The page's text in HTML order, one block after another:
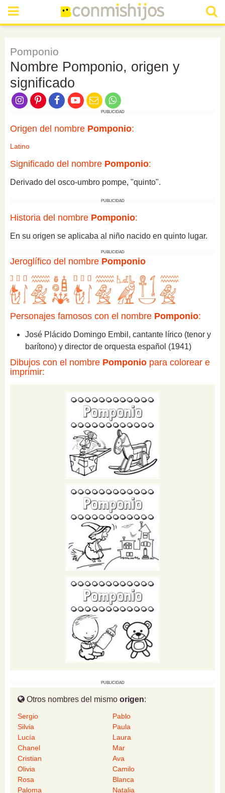
Pomponio
Nombre Pomponio, origen y
significado
PUBLICIDAD
Origen del nombre Pomponio:
Latino
Significado del nombre Pomponio:
Derivado del osco-umbro pompe, "quinto".
PUBLICIDAD
Historia del nombre Pomponio:
En su origen se aplicaba al niño nacido en quinto lugar.
PUBLICIDAD
Jeroglífico del nombre Pomponio
Personajes famosos con el nombre Pomponio:
José Plácido Domingo Embil, cantante lírico (tenor y
barítono) y director de orquesta español (1941)
Dibujos con el nombre Pomponio para colorear e
imprimir:
PUBLICIDAD
Otros nombres del mismo origen:
Sergio
Pablo
Silvia
Paula
Lucía
Laura
Chanel
Mar
Cristian
Ava
Olivia
Camilo
Rosa
Blanca
Paloma
Natalia